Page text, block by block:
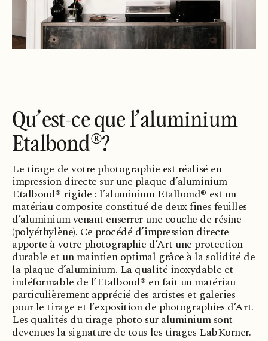
Qu’est-ce que l’aluminium
Etalbond®?
Le tirage de votre photographie est réalisé en
impression directe sur une plaque d’aluminium
Etalbond® rigide : l’aluminium Etalbond® est un
matériau composite constitué de deux fines feuilles
d’aluminium venant enserrer une couche de résine
(polyéthylène). Ce procédé d’impression directe
apporte à votre photographie d’Art une protection
durable et un maintien optimal grâce à la solidité de
la plaque d’aluminium. La qualité inoxydable et
indéformable de l’Etalbond® en fait un matériau
particulièrement apprécié des artistes et galeries
pour le tirage et l’exposition de photographies d’Art.
Les qualités du tirage photo sur aluminium sont
devenues la signature de tous les tirages LabKorner.